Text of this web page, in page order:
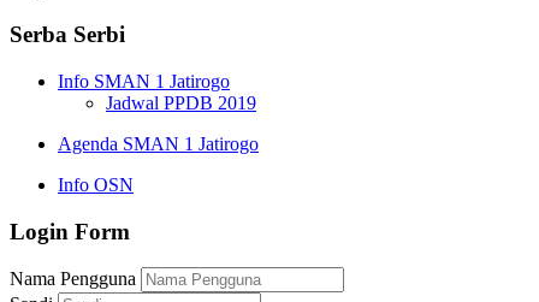
Serba Serbi
Info SMAN 1 Jatirogo
Jadwal PPDB 2019
Agenda SMAN 1 Jatirogo
Info OSN
Login Form
Nama Pengguna